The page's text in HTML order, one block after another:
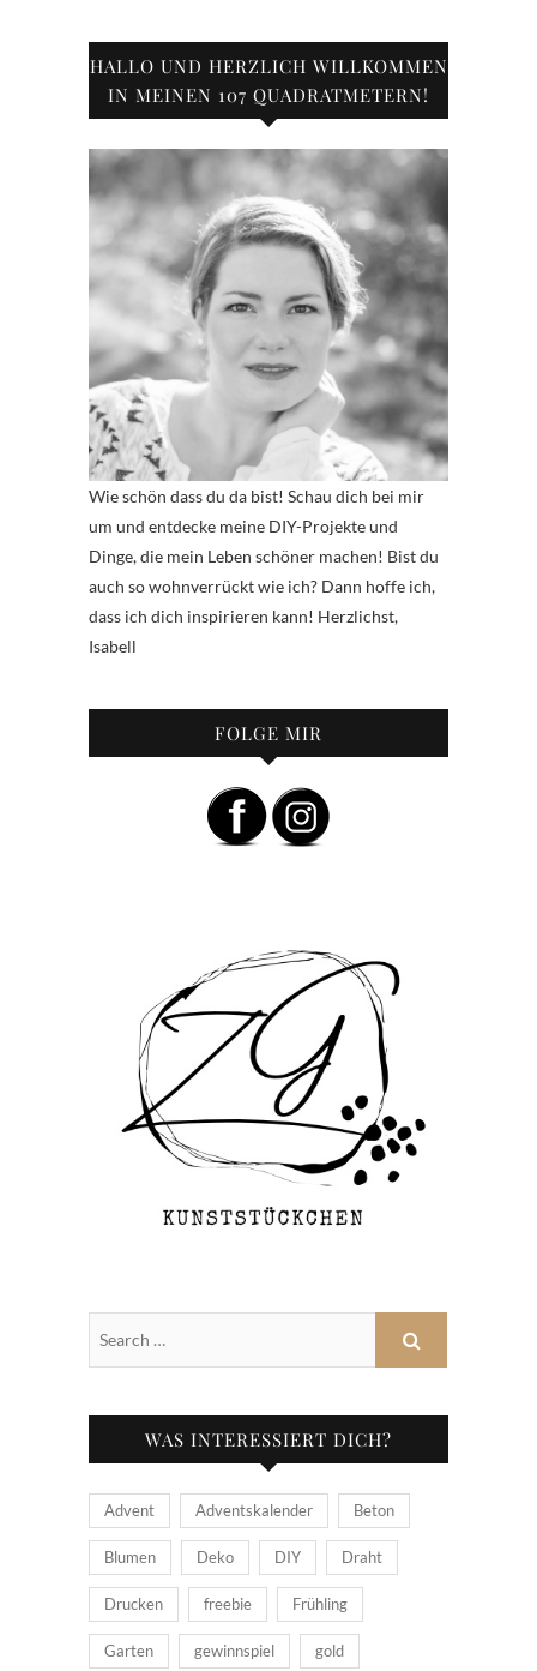
HALLO UND HERZLICH WILLKOMMEN
IN MEINEN 107 QUADRATMETERN!
Wie schön dass du da bist! Schau dich bei mir
um und entdecke meine DIY-Projekte und
Dinge, die mein Leben schöner machen! Bist du
auch so wohnverrückt wie ich? Dann hoffe ich,
dass ich dich inspirieren kann! Herzlichst,
Isabell
FOLGE MIR
WAS INTERESSIERT DICH?
Advent Adventskalender Beton
Blumen Deko DIY Draht
Drucken freebie Frühling
Garten gewinnspiel gold